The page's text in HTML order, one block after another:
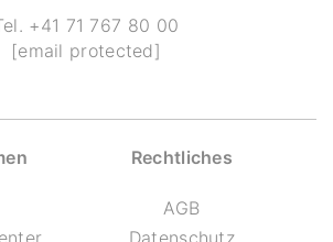
+41 71 767 80 00
[email protected]
Rechtliches
AGB
Datenschutz